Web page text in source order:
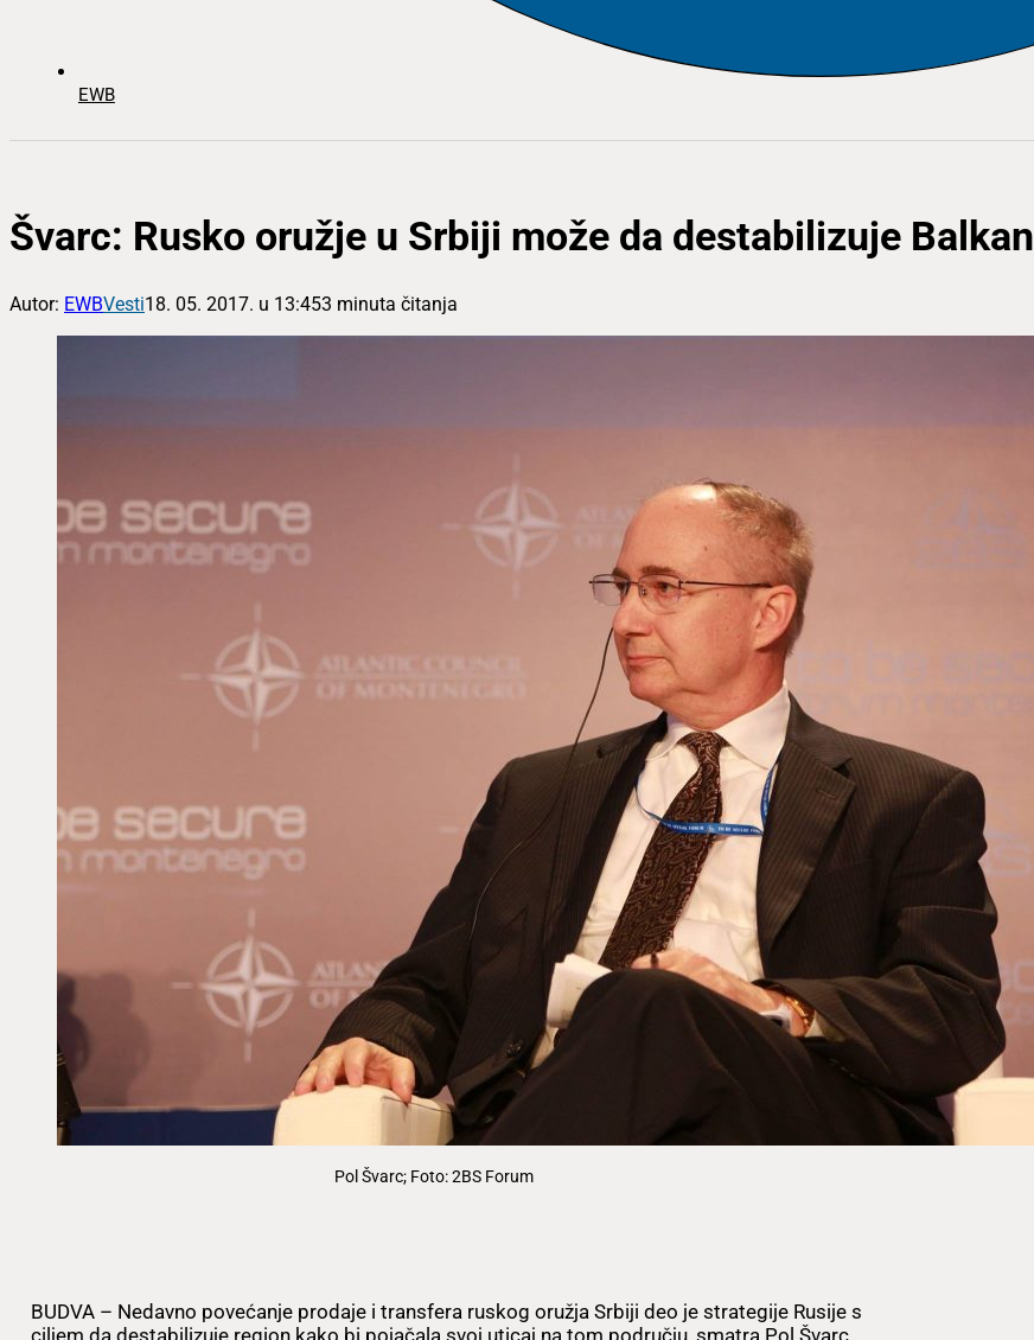
EWB
Švarc: Rusko oružje u Srbiji može da destabilizuje Balkan
Autor: EWBVesti18. 05. 2017. u 13:453 minuta čitanja
Pol Švarc; Foto: 2BS Forum
BUDVA – Nedavno povećanje prodaje i transfera ruskog oružja Srbiji deo je strategije Rusije s
ciljem da destabilizuje region kako bi pojačala svoj uticaj na tom području, smatra Pol Švarc,